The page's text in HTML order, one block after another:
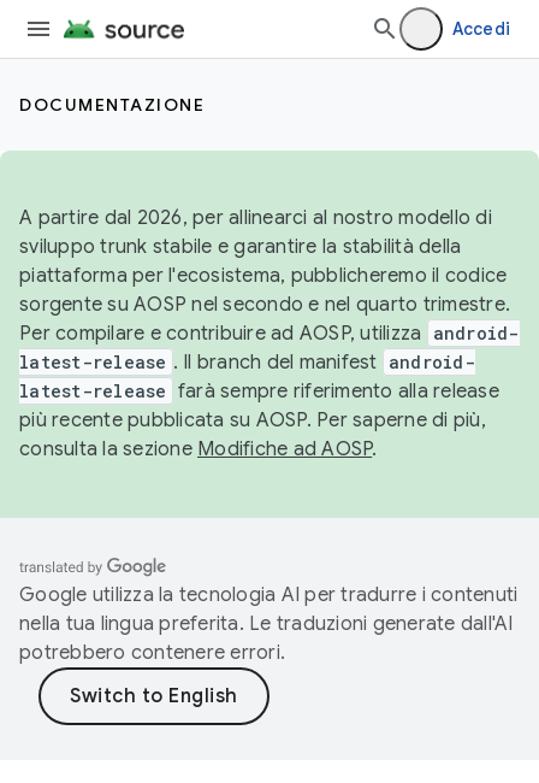
Accedi
DOCUMENTAZIONE
A partire dal 2026, per allinearci al nostro modello di
sviluppo trunk stabile e garantire la stabilità della
piattaforma per l'ecosistema, pubblicheremo il codice
sorgente su AOSP nel secondo e nel quarto trimestre.
Per compilare e contribuire ad AOSP, utilizza
android-
latest-release . Il branch del manifest android-
latest-release farà sempre riferimento alla release
più recente pubblicata su AOSP. Per saperne di più,
consulta la sezione Modifiche ad AOSP.
Google utilizza la tecnologia AI per tradurre i contenuti
nella tua lingua preferita. Le traduzioni generate dall'AI
potrebbero contenere errori.